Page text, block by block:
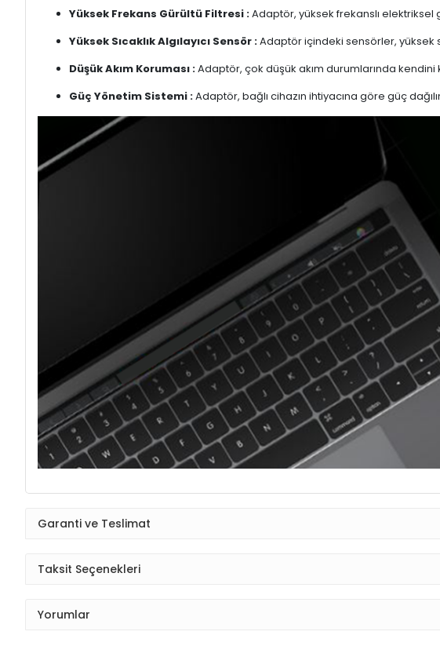
Yüksek Frekans Gürültü Filtresi :Adaptör, yüksek frekanslı elektriksel
Yüksek Sıcaklık Algılayıcı Sensör :Adaptör içindeki sensörler, yüksek
Düşük Akım Koruması :Adaptör, çok düşük akım durumlarında
Güç Yönetim Sistemi :Adaptör, bağlı cihazın ihtiyacına göre güç
Garanti ve Teslimat
Taksit Seçenekleri
Yorumlar